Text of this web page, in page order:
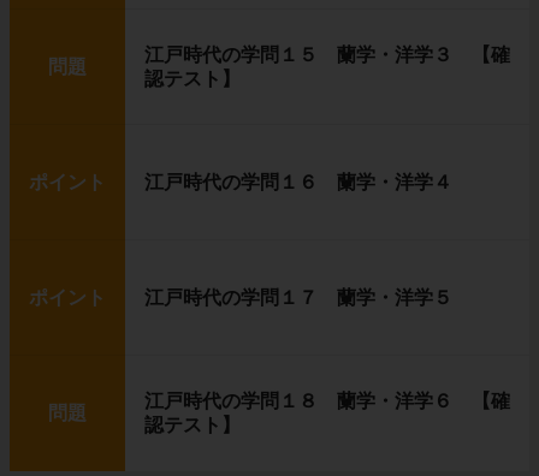
問題
江戸時代の学問１５ 蘭学・洋学３ 【確
認テスト】
ポイント 江戸時代の学問１６ 蘭学・洋学４
ポイント 江戸時代の学問１７ 蘭学・洋学５
問題
江戸時代の学問１８ 蘭学・洋学６ 【確
認テスト】